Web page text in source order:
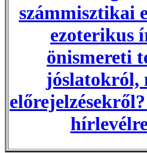
számmisztikai
ezoterikus
önismereti
jóslatokról,